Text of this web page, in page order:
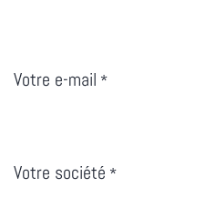
Votre e-mail *
Votre société *